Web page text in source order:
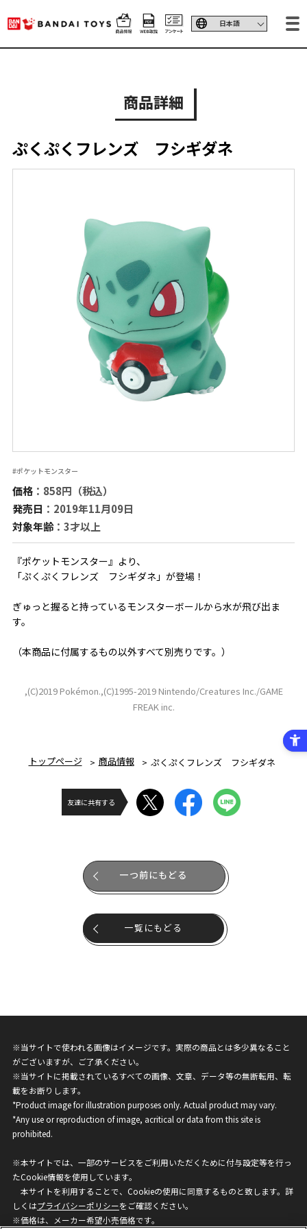
商品詳細
ぷくぷくフレンズ フシギダネ
#ポケットモンスター
価格：858円（税込）
発売日 ：2019年11月09日
対象年齢：3才以上
『ポケットモンスター』より、
「ぷくぷくフレンズ フシギダネ」が登場！
ぎゅっと握ると持っているモンスターボールから水が飛び出ま
す。
（本商品に付属するもの以外すべて別売りです。）
,(C)2019 Pokémon.,(C)1995-2019 Nintendo/Creatures Inc./GAME
FREAK inc.
トップページ 商品情報 ぷくぷくフレンズ フシギダネ
友達に共有する
一つ前にもどる
一覧にもどる
※当サイトで使われる画像はイメージです。実際の商品とは多少異なること
がございますが、ご了承ください。
※当サイトに掲載されているすべての画像、文章、データ等の無断転用、転
載をお断りします。
*Product image for illustration purposes only. Actual product may vary.
*Any use or reproduction of image, acritical or data from this site is
prohibited.
※本サイトでは、一部のサービスをご利用いただくために付与設定等を行っ
たCookie情報を使用しています。
本サイトを利用することで、Cookieの使用に同意するものと致します。詳
しくはプライバシーポリシーをご確認ください。
※価格は、メーカー希望小売価格です。